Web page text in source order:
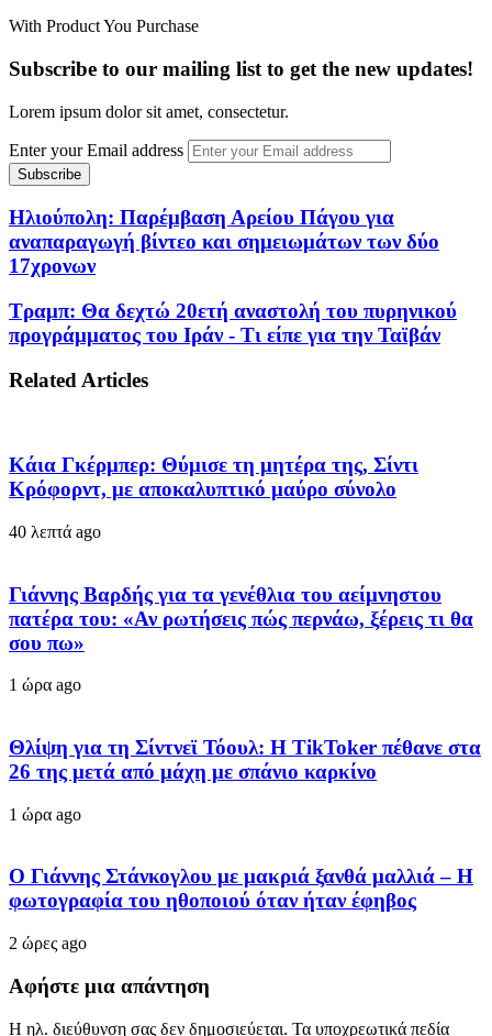
With Product You Purchase
Subscribe to our mailing list to get the new updates!
Lorem ipsum dolor sit amet, consectetur.
Enter your Email address
Ηλιούπολη: Παρέμβαση Αρείου Πάγου για
αναπαραγωγή βίντεο και σημειωμάτων των δύο
17χρονων
Τραμπ: Θα δεχτώ 20ετή αναστολή του πυρηνικού
προγράμματος του Ιράν - Τι είπε για την Ταϊβάν
Related Articles
Κάια Γκέρμπερ: Θύμισε τη μητέρα της, Σίντι
Κρόφορντ, με αποκαλυπτικό μαύρο σύνολο
40 λεπτά ago
Γιάννης Βαρδής για τα γενέθλια του αείμνηστου
πατέρα του: «Αν ρωτήσεις πώς περνάω, ξέρεις τι θα
σου πω»
1 ώρα ago
Θλίψη για τη Σίντνεϊ Τόουλ: Η TikToker πέθανε στα
26 της μετά από μάχη με σπάνιο καρκίνο
1 ώρα ago
Ο Γιάννης Στάνκογλου με μακριά ξανθά μαλλιά – Η
φωτογραφία του ηθοποιού όταν ήταν έφηβος
2 ώρες ago
Αφήστε μια απάντηση
Η ηλ. διεύθυνση σας δεν δημοσιεύεται. Τα υποχρεωτικά πεδία